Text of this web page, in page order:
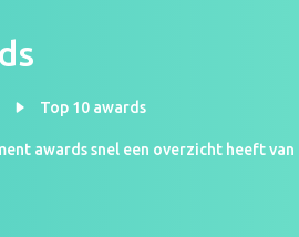
Top 10 awards
awards snel een overzicht heeft